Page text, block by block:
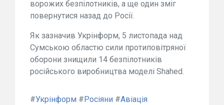
ворожих безпілотників, а ще один зміг
повернутися назад до Росії.
Як зазначив Укрінформ, 5 листопада над
Сумською областю сили протиповітряної
оборони знищили 14 безпілотників
російського виробництва моделі Shahed.
#Укрінформ # Росіяни #Авіація